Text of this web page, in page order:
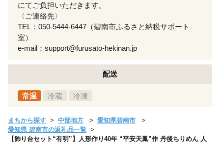
にてご負担いただきます。
〈ご連絡先〉
TEL：050-5444-6447（碧南市ふるさと納税サポート
室）
e-mail：support@furusato-hekinan.jp
配送
常温 冷蔵 冷凍
まちから探す 中部地方
愛知県碧南市
愛知県 碧南市の返礼品一覧
【飾り台セット“有明”】人形作り40年 “平安天鳳”作 丹後ちりめん 人